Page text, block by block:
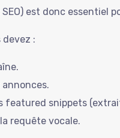
est donc essentiel
devez :
featured snippets
requête vocale.